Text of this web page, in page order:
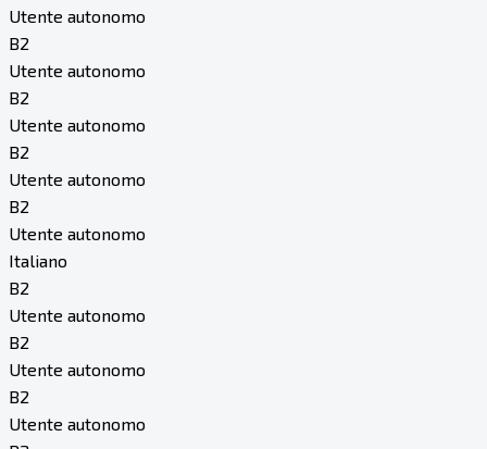
Utente autonomo
B2
Utente autonomo
B2
Utente autonomo
B2
Utente autonomo
B2
Utente autonomo
Italiano
B2
Utente autonomo
B2
Utente autonomo
B2
Utente autonomo